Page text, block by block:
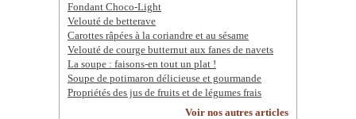
Fondant Choco-Light
Velouté de betterave
Carottes râpées à la coriandre et au sésame
Velouté de courge butternut aux fanes de navets
La soupe : faisons-en tout un plat !
Soupe de potimaron délicieuse et gourmande
Propriétés des jus de fruits et de légumes frais
Voir nos autres articles